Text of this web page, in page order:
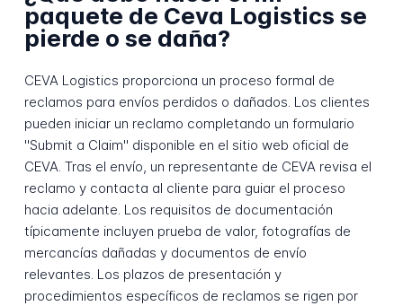
paquete de Ceva Logistics se
pierde o se daña?
CEVA Logistics proporciona un proceso formal de
reclamos para envíos perdidos o dañados. Los clientes
pueden iniciar un reclamo completando un formulario
"Submit a Claim" disponible en el sitio web oficial de
CEVA. Tras el envío, un representante de CEVA revisa el
reclamo y contacta al cliente para guiar el proceso
hacia adelante. Los requisitos de documentación
típicamente incluyen prueba de valor, fotografías de
mercancías dañadas y documentos de envío
relevantes. Los plazos de presentación y
procedimientos específicos de reclamos se rigen por